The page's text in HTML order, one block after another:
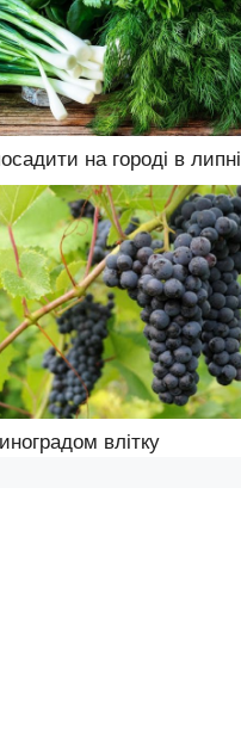
на городі в липні
влітку